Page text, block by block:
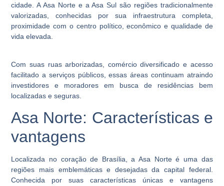
cidade. A Asa Norte e a Asa Sul são regiões tradicionalmente
valorizadas, conhecidas por sua infraestrutura completa,
proximidade com o centro político, econômico e qualidade de
vida elevada.
Com suas ruas arborizadas, comércio diversificado e acesso
facilitado a serviços públicos, essas áreas continuam atraindo
investidores e moradores em busca de residências bem
localizadas e seguras.
Asa Norte: Características e
vantagens
Localizada no coração de Brasília, a Asa Norte é uma das
regiões mais emblemáticas e desejadas da capital federal.
Conhecida por suas características únicas e vantagens